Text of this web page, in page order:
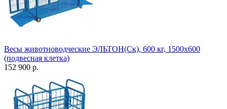
Весы животноводческие ЭЛЬТОН(Ск), 600 кг, 1500х600
(подвесная клетка)
152 900 р.